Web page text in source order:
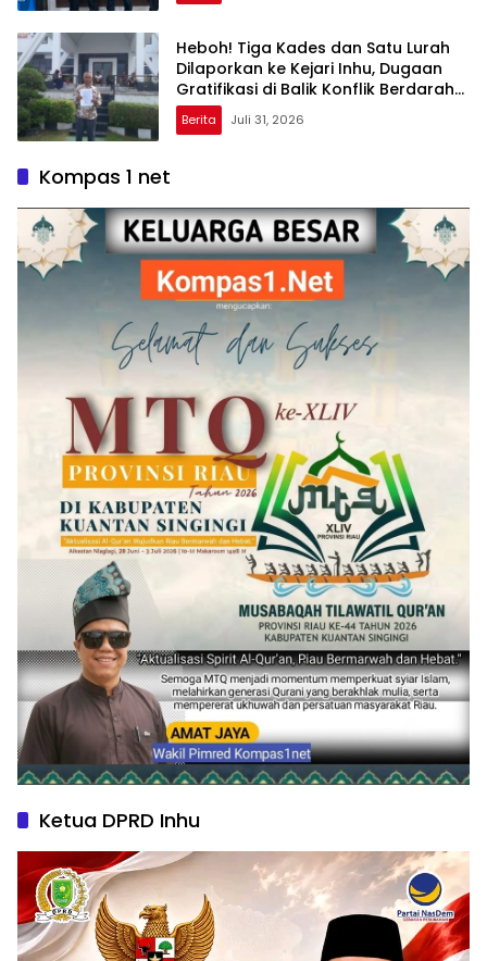
Heboh! Tiga Kades dan Satu Lurah
Dilaporkan ke Kejari Inhu, Dugaan
Gratifikasi di Balik Konflik Berdarah
Sungai Raya
Berita Juli 31, 2026
Kompas 1 net
Ketua DPRD Inhu